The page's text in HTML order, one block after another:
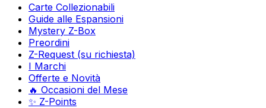
Carte Collezionabili
Guide alle Espansioni
Mystery Z-Box
Preordini
Z-Request (su richiesta)
I Marchi
Offerte e Novità
🔥 Occasioni del Mese
✨ Z-Points